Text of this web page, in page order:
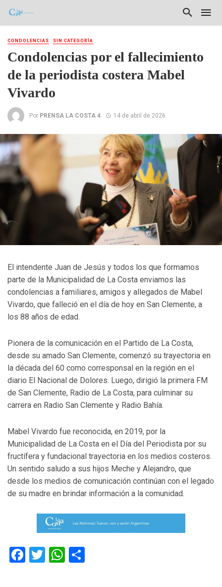
CONDOLENCIAS SIN CATEGORÍA
Condolencias por el fallecimiento
de la periodista costera Mabel
Vivardo
Por PRENSA LA COSTA 4 14 de abril de 2026
El intendente Juan de Jesús y todos los que formamos
parte de la Municipalidad de La Costa enviamos las
condolencias a familiares, amigos y allegados de Mabel
Vivardo, que falleció en el día de hoy en San Clemente, a
los 88 años de edad.
Pionera de la comunicación en el Partido de La Costa,
desde su amado San Clemente, comenzó su trayectoria en
la década del 60 como corresponsal en la región en el
diario El Nacional de Dolores. Luego, dirigió la primera FM
de San Clemente, Radio de La Costa, para culminar su
carrera en Radio San Clemente y Radio Bahía.
Mabel Vivardo fue reconocida, en 2019, por la
Municipalidad de La Costa en el Día del Periodista por su
fructífera y fundacional trayectoria en los medios costeros.
Un sentido saludo a sus hijos Meche y Alejandro, que
desde los medios de comunicación continúan con el legado
de su madre en brindar información a la comunidad.
Facebook
TwitterWhatsApp